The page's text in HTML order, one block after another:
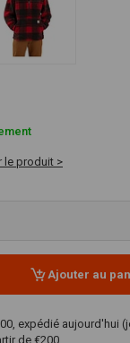
le produit >
Ajouter au
expédié aujourd'hui
de €200